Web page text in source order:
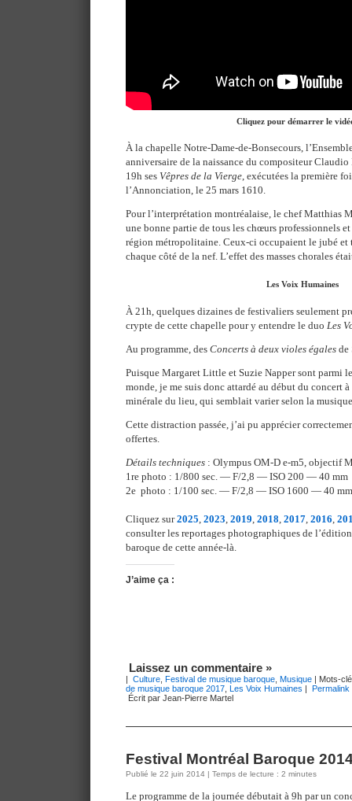
Cliquez pour démarrer le
À la chapelle Notre-Dame-de-Bonsecours,
anniversaire de la naissance du compositeur
19h ses Vêpres de la Vierge, exécutées la première
l’Annonciation, le 25 mars 1610.
Pour l’interprétation montréalaise, le chef Matthias
une bonne partie de tous les chœurs professionnels
région métropolitaine. Ceux-ci occupaient le jubé et
chaque côté de la nef. L’effet des masses chorales
Les Voix Humaines
À 21h, quelques dizaines de festivaliers seulement
crypte de cette chapelle pour y entendre le duo Les
Au programme, des Concerts à deux violes égales de
Puisque Margaret Little et Suzie Napper sont parmi
monde, je me suis donc attardé au début du concert
minérale du lieu, qui semblait varier selon la
Cette distraction passée, j’ai pu apprécier
offertes.
Détails techniques : Olympus OM-D e-m5, objectif
1re photo : 1/800 sec. — F/2,8 — ISO 200 — 40 mm
2e photo : 1/100 sec. — F/2,8 — ISO 1600 — 40 mm
Cliquez sur2025 2023 2019 2018 2017 2016
consulter les reportages photographiques de
baroque de cette année-là.
J’aime ça :
Laissez un commentaire »
| Culture Festival de musique baroque Musique | Mots-
de musique baroque 2017 Les Voix Humaines | Permalink
Écrit par Jean-Pierre Martel
Festival Montréal Baroque
Publié le 22 juin 2014 | Temps de lecture : 2 minutes
Le programme de la journée débutait à 9h par un